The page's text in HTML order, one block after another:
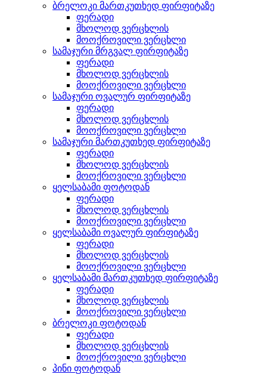
ბრელოკი მართკუთხედ ფირფიტაზე
ფერადი
მხოლოდ ვერცხლის
მოოქროვილი ვერცხლი
სამაჯური მრგვალ ფირფიტაზე
ფერადი
მხოლოდ ვერცხლის
მოოქროვილი ვერცხლი
სამაჯური ოვალურ ფირფიტაზე
ფერადი
მხოლოდ ვერცხლის
მოოქროვილი ვერცხლი
სამაჯური მართკუთხედ ფირფიტაზე
ფერადი
მხოლოდ ვერცხლის
მოოქროვილი ვერცხლი
ყელსაბამი ფოტოდან
ფერადი
მხოლოდ ვერცხლის
მოოქროვილი ვერცხლი
ყელსაბამი ოვალურ ფირფიტაზე
ფერადი
მხოლოდ ვერცხლის
მოოქროვილი ვერცხლი
ყელსაბამი მართკუთხედ ფირფიტაზე
ფერადი
მხოლოდ ვერცხლის
მოოქროვილი ვერცხლი
ბრელოკი ფოტოდან
ფერადი
მხოლოდ ვერცხლის
მოოქროვილი ვერცხლი
პინი ფოტოდან